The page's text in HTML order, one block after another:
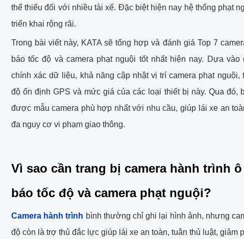
thể thiếu đối với nhiều tài xế. Đặc biệt hiện nay hệ thống phạt
triển khai rộng rãi.
Trong bài viết này, KATA sẽ tổng hợp và đánh giá Top 7
báo tốc độ và camera phạt nguội tốt nhất hiện nay. Dựa
chính xác dữ liệu, khả năng cập nhật vị trí camera phạt nguội,
độ ổn định GPS và mức giá của các loại thiết bị này. Qua đó,
được mẫu camera phù hợp nhất với nhu cầu, giúp lái xe an
đa nguy cơ vi phạm giao thông.
Vì sao cần trang bị camera hành trình
báo tốc độ và camera phạt nguội?
Camera hành trình bình thường chỉ ghi lại hình ảnh, nhưng
độ còn là trợ thủ đắc lực giúp lái xe an toàn, tuân thủ luật, giảm